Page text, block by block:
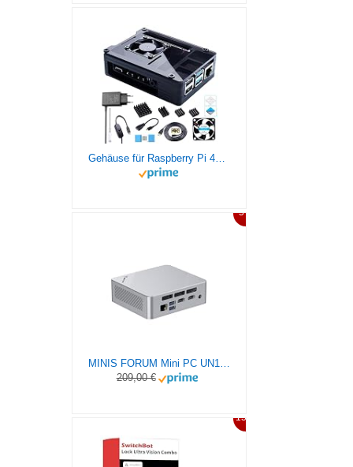
Gehäuse für Raspberry Pi 4b 8GB/4GB/2GB, 5.1V 3A USB-C Netzteil, 3 x Kühlkörper, Micro HDMI Adapterkabel, Gehäuse Case mit Lüfter für Raspberry Pi 4 Model b (für Raspberry Pi Board Nicht Enthalten)
5%
MINIS FORUM Mini PC UN150P, Intel Twin Lake N150, 16GB DDR4 512GB M.2 2280 PCIe/SATA SSD + 2.5″ SATA + TF Solt, USB3.2 (PD&DP, 2x HDMI, 2.5G RJ45, WiFi6
209,00 €
15%